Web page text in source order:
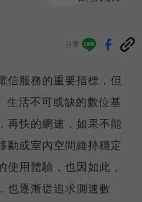
分享
信服務的重要指標，但
生活不可或缺的數位基
再快的網速，如果不能
動或室內空間維持穩定
用體驗，也因如此，
也逐漸從追求測速數